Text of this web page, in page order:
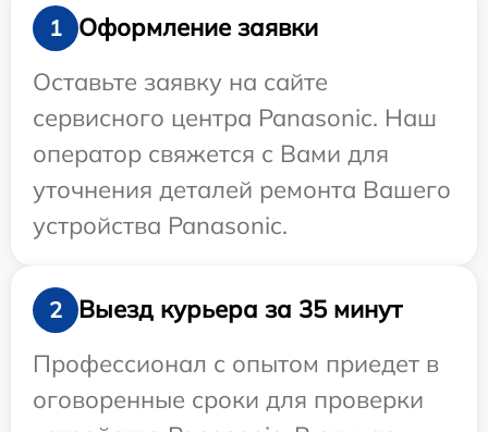
1
Оформление заявки
Оставьте заявку на сайте
сервисного центра Panasonic. Наш
оператор свяжется с Вами для
уточнения деталей ремонта Вашего
устройства Panasonic.
2
Выезд курьера за 35 минут
Профессионал с опытом приедет в
оговоренные сроки для проверки